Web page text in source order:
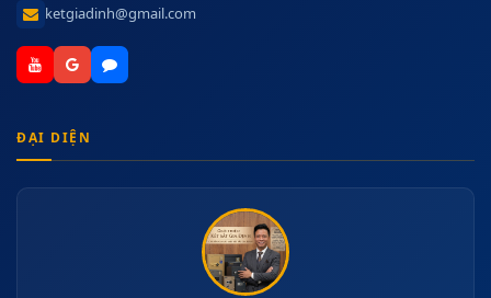
ketgiadinh@gmail.com
ĐẠI DIỆN